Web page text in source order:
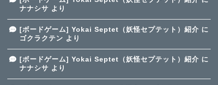
ナナシサ より
[ボードゲーム] Yokai Septet（妖怪セプテット）紹介 に
ゴクラクテン より
[ボードゲーム] Yokai Septet（妖怪セプテット）紹介 に
ナナシサ より